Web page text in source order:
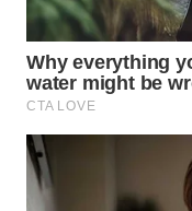
WN
PRIANGAN
TIMUR
WN
SEMARANG